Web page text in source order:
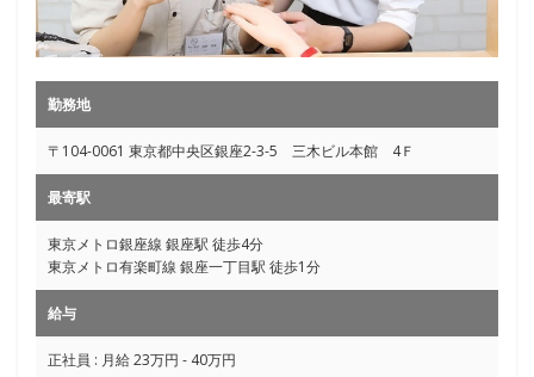
勤務地
〒104-0061 東京都中央区銀座2-3-5 三木ビル本館 4Ｆ
最寄駅
東京メトロ銀座線 銀座駅 徒歩4分
東京メトロ有楽町線 銀座一丁目駅 徒歩1分
給与
正社員 : 月給 23万円 - 40万円